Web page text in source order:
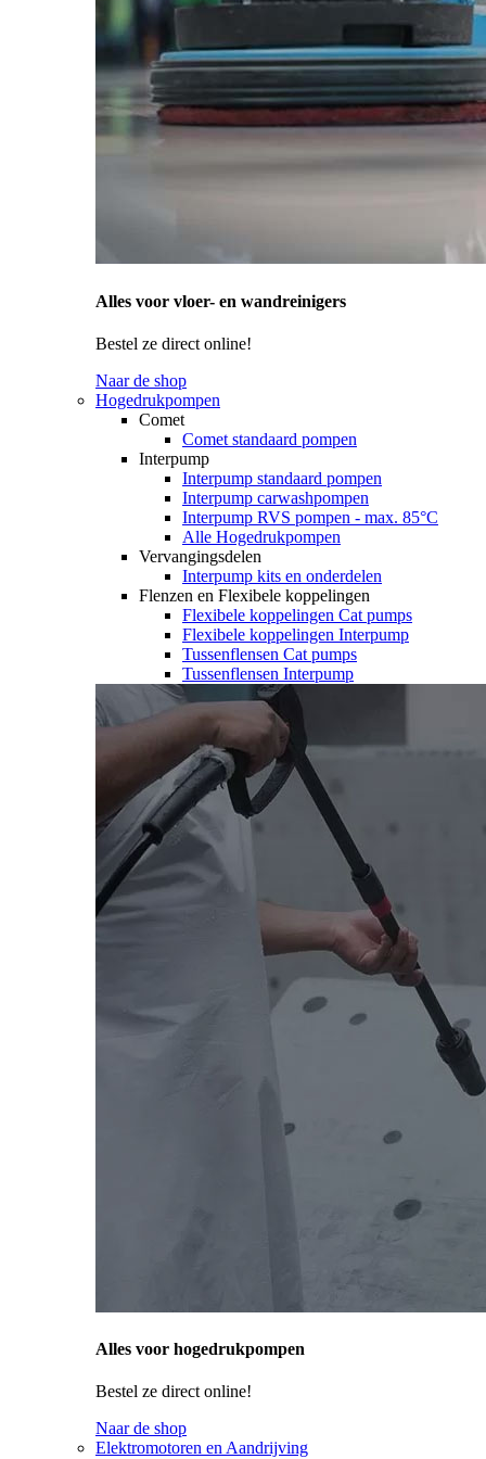
Alles voor vloer- en wandreinigers
Bestel ze direct online!
Naar de shop
Hogedrukpompen
Comet
Comet standaard pompen
Interpump
Interpump standaard pompen
Interpump carwashpompen
Interpump RVS pompen - max. 85°C
Alle Hogedrukpompen
Vervangingsdelen
Interpump kits en onderdelen
Flenzen en Flexibele koppelingen
Flexibele koppelingen Cat pumps
Flexibele koppelingen Interpump
Tussenflensen Cat pumps
Tussenflensen Interpump
Alles voor hogedrukpompen
Bestel ze direct online!
Naar de shop
Elektromotoren en Aandrijving